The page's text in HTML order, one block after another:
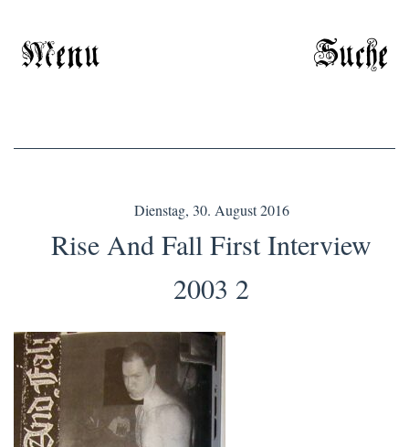
Menu Suche
Dienstag, 30. August 2016
Rise And Fall First Interview
2003 2